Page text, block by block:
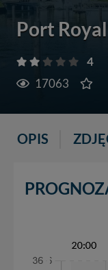
Port Royal
4
17063
OPIS